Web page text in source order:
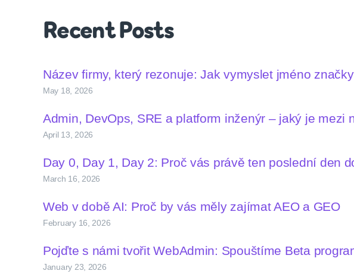
Recent Posts
Název firmy, který rezonuje: Jak vymyslet jméno
May 18, 2026
Admin, DevOps, SRE a platform inženýr – jaký je mezi
April 13, 2026
Day 0, Day 1, Day 2: Proč vás právě ten poslední den
March 16, 2026
Web v době AI: Proč by vás měly zajímat AEO a GEO
February 16, 2026
Pojďte s námi tvořit WebAdmin: Spouštíme Beta
January 23, 2026